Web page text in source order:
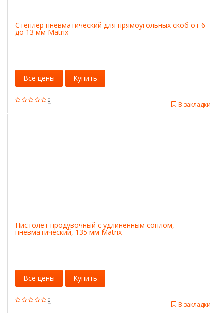
Степлер пневматический для прямоугольных скоб от 6
до 13 мм Matrix
0
В закладки
Все цены Купить
Пистолет продувочный с удлиненным соплом,
пневматический, 135 мм Matrix
0
В закладки
Все цены Купить